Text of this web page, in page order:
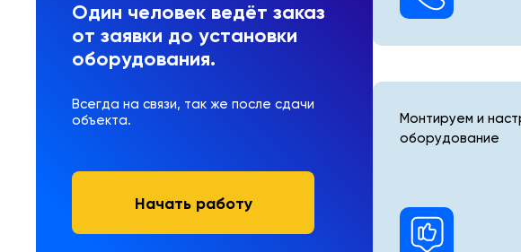
Один человек ведёт заказ
от заявки до установки
оборудования.
Всегда на связи, так же после сдачи
объекта.
Начать работу
Монтируем и
оборудование